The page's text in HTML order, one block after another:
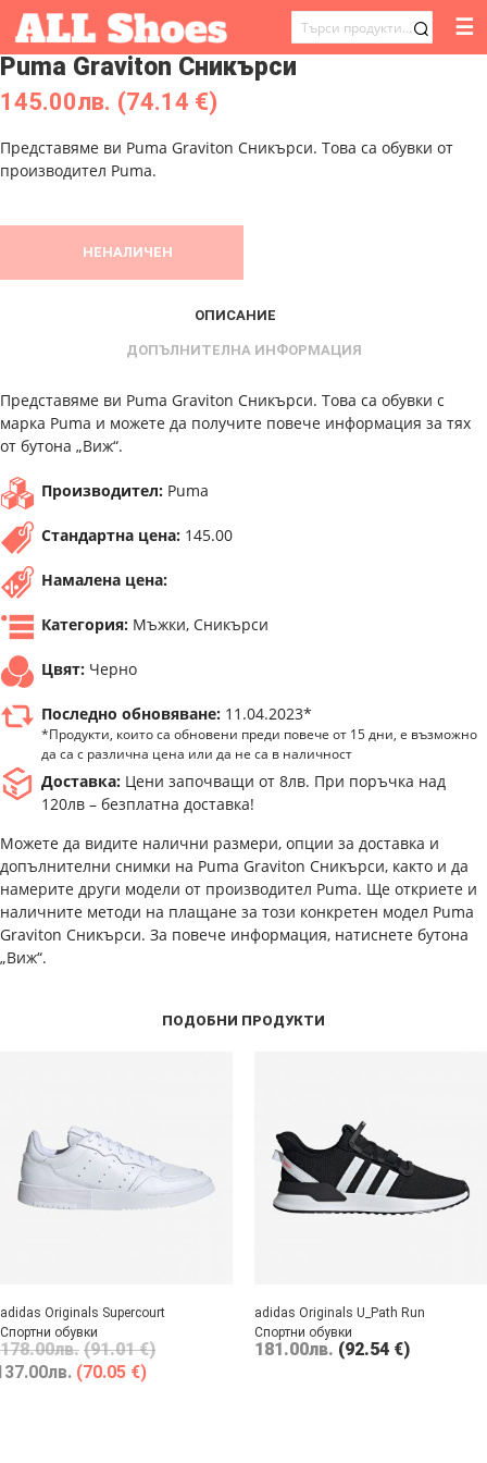
ТЪРСЕНЕ
☰
Puma Graviton Сникърси
145.00лв. (74.14 €)
Представяме ви Puma Graviton Сникърси. Това са обувки от
производител Puma.
НЕНАЛИЧЕН
ОПИСАНИЕ
ДОПЪЛНИТЕЛНА ИНФОРМАЦИЯ
Представяме ви Puma Graviton Сникърси. Това са обувки с
марка Puma и можете да получите повече информация за тях
от бутона „Виж“.
Производител: Puma
Стандартна цена: 145.00
Намалена цена:
Категория: Мъжки, Сникърси
Цвят: Черно
Последно обновяване: 11.04.2023*
*Продукти, които са обновени преди повече от 15 дни, е възможно
да са с различна цена или да не са в наличност
Доставка: Цени започващи от 8лв. При поръчка над
120лв – безплатна доставка!
Можете да видите налични размери, опции за доставка и
допълнителни снимки на Puma Graviton Сникърси, както и да
намерите други модели от производител Puma. Ще откриете и
наличните методи на плащане за този конкретен модел Puma
Graviton Сникърси. За повече информация, натиснете бутона
„Виж“.
ПОДОБНИ ПРОДУКТИ
adidas Originals Supercourt
Спортни обувки
178.00лв. (91.01 €)
лв. (70.05 €)
adidas Originals U_Path Run
Спортни обувки
181.00лв. (92.54 €)